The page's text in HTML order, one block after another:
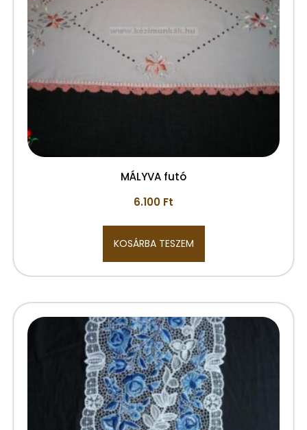
MÁLYVA futó
6.100 Ft
KOSÁRBA TESZEM